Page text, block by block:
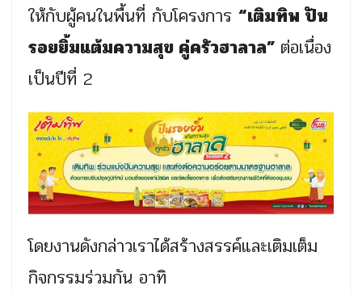
ให้กับผู้คนในพื้นที่ กับโครงการ “เติมทิพ ปัน
รอยยิ้มแต้มความสุข คู่ครัวฮาลาล” ต่อเนื่อง
เป็นปีที่ 2
โดยงานดังกล่าวเราได้สร้างสรรค์และเติมเต็ม
กิจกรรมร่วมกัน อาทิ